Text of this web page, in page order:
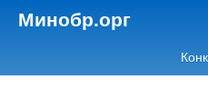
Минобр.орг